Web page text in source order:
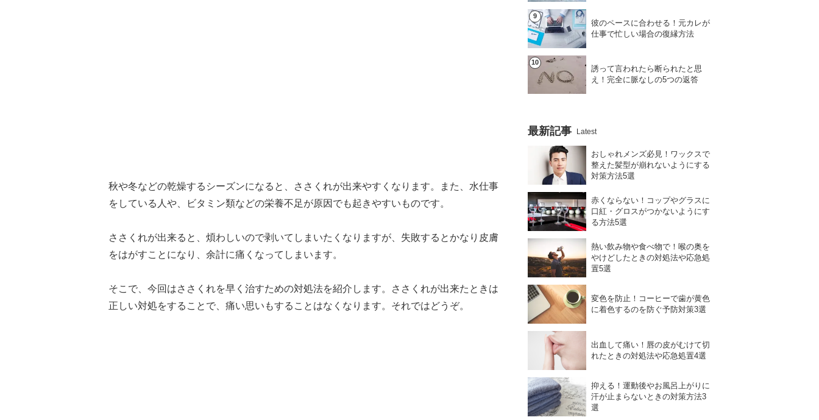
秋や冬などの乾燥するシーズンになると、ささくれが出来やすくなります。また、水仕事
をしている人や、ビタミン類などの栄養不足が原因でも起きやすいものです。
ささくれが出来ると、煩わしいので剥いてしまいたくなりますが、失敗するとかなり皮膚
をはがすことになり、余計に痛くなってしまいます。
そこで、今回はささくれを早く治すための対処法を紹介します。ささくれが出来たときは
正しい対処をすることで、痛い思いもすることはなくなります。それではどうぞ。
彼のペースに合わせる！元カレが
仕事で忙しい場合の復縁方法
誘って言われたら断られたと思
え！完全に脈なしの5つの返答
最新記事 Latest
おしゃれメンズ必見！ワックスで
整えた髪型が崩れないようにする
対策方法5選
赤くならない！コップやグラスに
口紅・グロスがつかないようにす
る方法5選
熱い飲み物や食べ物で！喉の奥を
やけどしたときの対処法や応急処
置5選
変色を防止！コーヒーで歯が黄色
に着色するのを防ぐ予防対策3選
出血して痛い！唇の皮がむけて切
れたときの対処法や応急処置4選
抑える！運動後やお風呂上がりに
汗が止まらないときの対策方法3
選